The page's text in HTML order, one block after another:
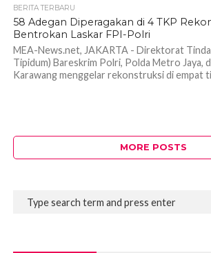
BERITA TERBARU
58 Adegan Diperagakan di 4 TKP
Bentrokan Laskar FPI-Polri
MEA-News.net, JAKARTA - Direktorat
Tipidum) Bareskrim Polri, Polda Metro Jaya,
Karawang menggelar rekonstruksi di empat
MORE POSTS